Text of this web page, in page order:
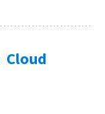
Cloud